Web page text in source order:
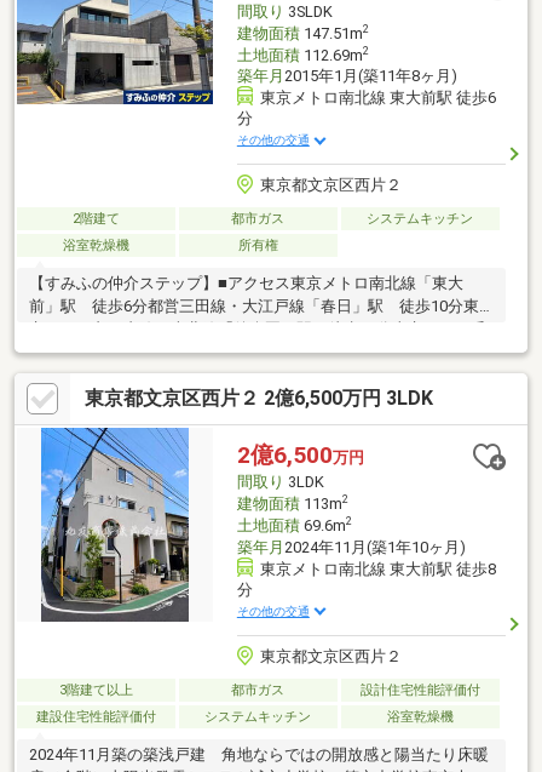
間取り 3SLDK
建物面積147.51m2
土地面積112.69m2
築年月 2015年1月(築11年8ヶ月)
東京メトロ南北線 東大前駅 徒歩6
分
その他の交通
東京都文京区西片２
2階建て 都市ガス
システムキッチン
浴室乾燥機
所有権
【すみふの仲介ステップ】■アクセス東京メトロ南北線「東大
前」駅 徒歩6分都営三田線・大江戸線「春日」駅 徒歩10分東
代田線「根津」駅 徒歩14分■物件ポイント・敷地面積：112.69
㎡・建物面積：147.51㎡ 1階：66.37㎡ 2階：58.79㎡ 地下1
階：22.35㎡ ※建物面積には車庫10.23㎡含む・間取り：
3LDK+2S+ロフト・地上2階地下1階建・2015年1月築・現況：居
住中・車庫１台分あり（車種による）
東京都文京区西片２ 2億6,500万円 3LDK
2億6,500万円
間取り 3LDK
建物面積113m2
土地面積69.6m2
築年月 2024年11月(築1年10ヶ月)
東京メトロ南北線 東大前駅 徒歩8
分
その他の交通
東京都文京区西片２
3階建て以上 都市ガス
設計住宅性能評価付
建設住宅性能評価付
システムキッチン 浴室乾燥機
2024年11月築の築浅戸建 角地ならではの開放感と陽当たり床暖